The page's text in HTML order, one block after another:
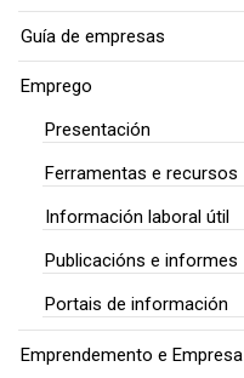
Guía de empresas
Emprego
Presentación
Ferramentas e recursos
Información laboral útil
Publicacións e informes
Portais de información
Emprendemento e Empresa